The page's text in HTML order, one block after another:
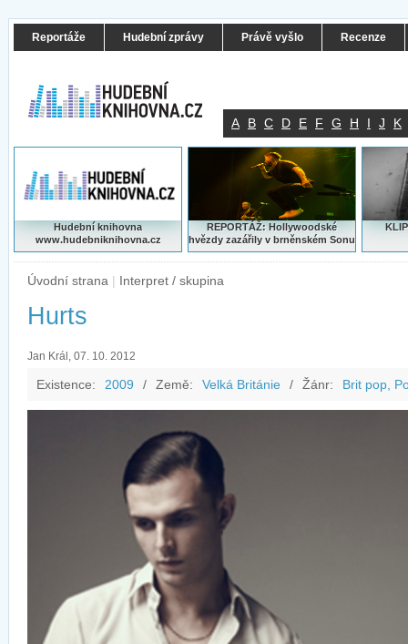
Reportáže Hudební zprávy Právě vyšlo Recenze
A B C D E F G H I J K
Hudební knihovna
www.hudebniknihovna.cz
REPORTÁŽ: Hollywoodské
hvězdy zazářily v brněnském Sonu
Úvodní strana | Interpret / skupina
Hurts
Jan Král, 07. 10. 2012
Existence: 2009 / Země: Velká Británie / Žánr: Brit pop,